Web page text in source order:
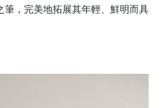
筆，完美地拓展其年輕、鮮明而具